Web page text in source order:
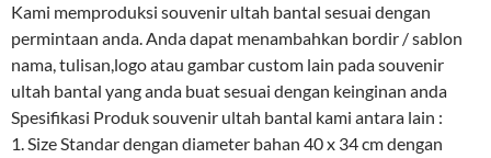
Kami memproduksi souvenir ultah bantal sesuai dengan
permintaan anda. Anda dapat menambahkan bordir / sablon
nama, tulisan,logo atau gambar custom lain pada souvenir
ultah bantal yang anda buat sesuai dengan keinginan anda
Spesifikasi Produk souvenir ultah bantal kami antara lain :
1. Size Standar dengan diameter bahan 40 x 34 cm dengan